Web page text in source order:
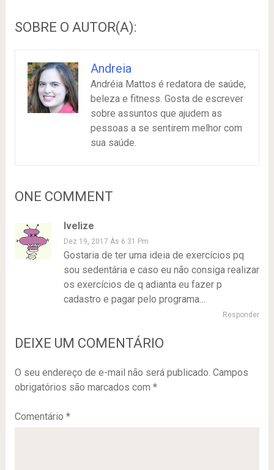
SOBRE O AUTOR(A):
Andreia
Andréia Mattos é redatora de saúde,
beleza e fitness. Gosta de escrever
sobre assuntos que ajudem as
pessoas a se sentirem melhor com
sua saúde.
ONE COMMENT
Ivelize
Dez 19, 2017 Às 6:31 Pm
Gostaria de ter uma ideia de exercícios pq
sou sedentária e caso eu não consiga realizar
os exercícios de q adianta eu fazer p
cadastro e pagar pelo programa…
Responder
DEIXE UM COMENTÁRIO
O seu endereço de e-mail não será publicado. Campos
obrigatórios são marcados com *
Comentário *